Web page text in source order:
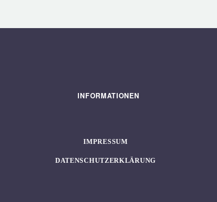
INFORMATIONEN
IMPRESSUM
DATENSCHUTZERKLÄRUNG